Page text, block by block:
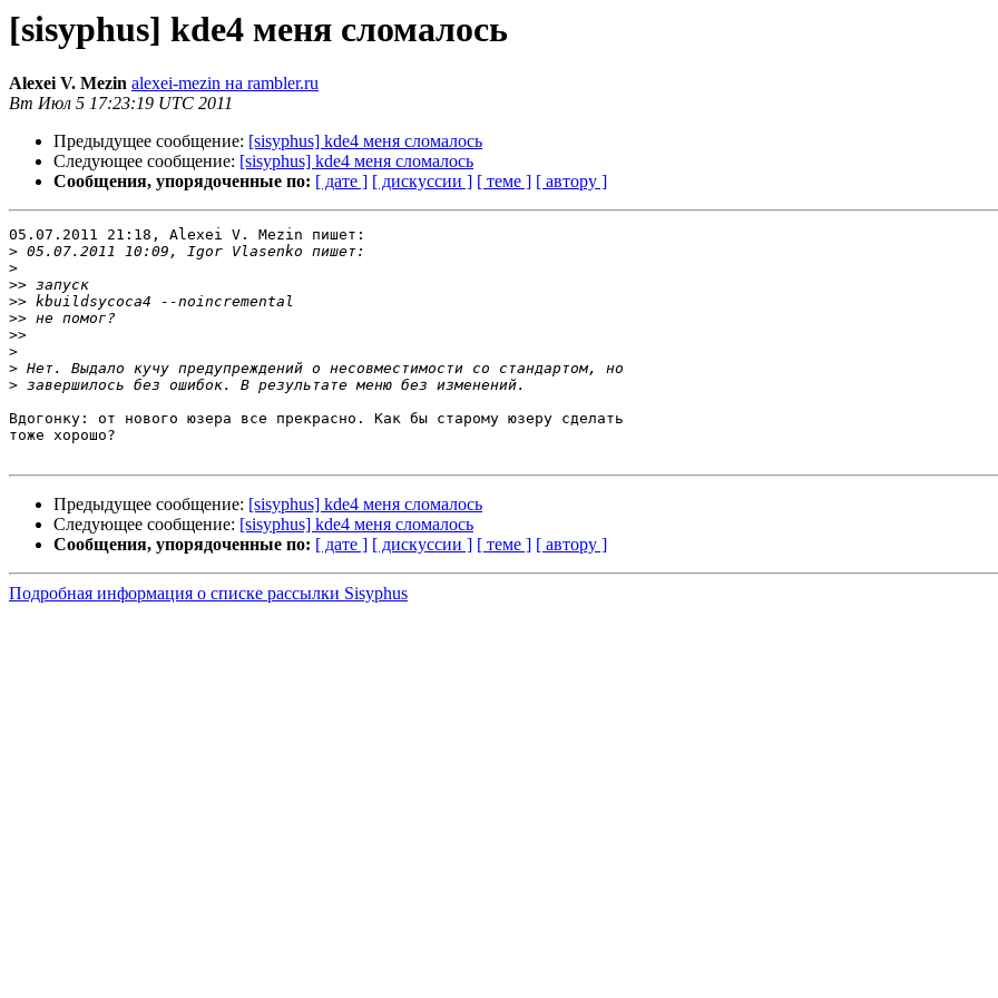
[sisyphus] kde4 меня сломалось
Alexei V. Mezin alexei-mezin на rambler.ru
Вт Июл 5 17:23:19 UTC 2011
Предыдущее сообщение: [sisyphus] kde4 меня сломалось
Следующее сообщение: [sisyphus] kde4 меня сломалось
Сообщения, упорядоченные по: [ дате ] [ дискуссии ] [ теме ] [ автору ]
05.07.2011 21:18, Alexei V. Mezin пишет:
>
>
>>
>>
>>
>>
>
>
>
Вдогонку: от нового юзера все прекрасно. Как бы старому юзеру сделать
тоже хорошо?
Предыдущее сообщение: [sisyphus] kde4 меня сломалось
Следующее сообщение: [sisyphus] kde4 меня сломалось
Сообщения, упорядоченные по: [ дате ] [ дискуссии ] [ теме ] [ автору ]
Подробная информация о списке рассылки Sisyphus